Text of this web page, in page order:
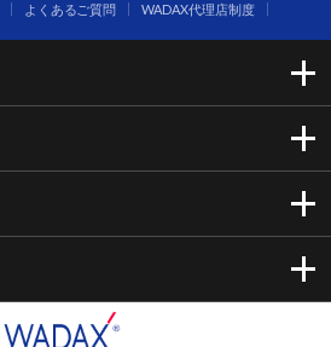
よくあるご質問 WADAX代理店制度